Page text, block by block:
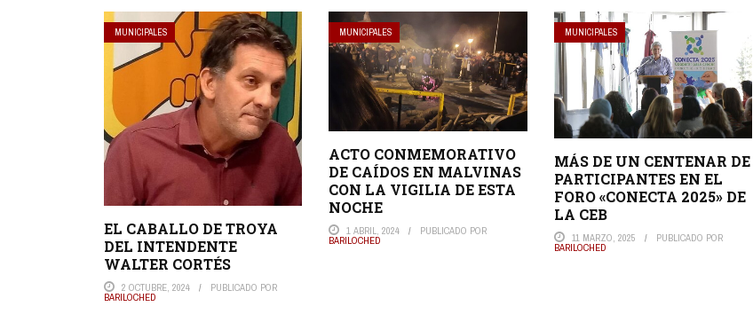
MUNICIPALES
EL CABALLO DE TROYA
DEL INTENDENTE
WALTER CORTÉS
2 OCTUBRE, 2024 PUBLICADO POR
BARILOCHED
MUNICIPALES
ACTO CONMEMORATIVO
DE CAÍDOS EN MALVINAS
CON LA VIGILIA DE ESTA
NOCHE
1 ABRIL, 2024 PUBLICADO POR
BARILOCHED
MUNICIPALES
MÁS DE UN CENTENAR DE
PARTICIPANTES EN EL
FORO «CONECTA 2025» DE
LA CEB
11 MARZO, 2025 PUBLICADO POR
BARILOCHED